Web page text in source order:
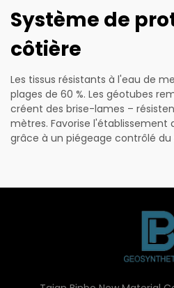
Système de
côtière
Les tissus résistants à l'eau de
plages de 60 %. Les géotubes
créent des brise-lames –
mètres. Favorise l'établissement
grâce à un piégeage contrôlé du